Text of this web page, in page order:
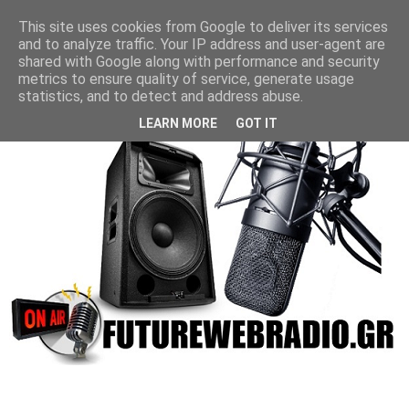
This site uses cookies from Google to deliver its services
and to analyze traffic. Your IP address and user-agent are
shared with Google along with performance and security
metrics to ensure quality of service, generate usage
statistics, and to detect and address abuse.
LEARN MORE GOT IT